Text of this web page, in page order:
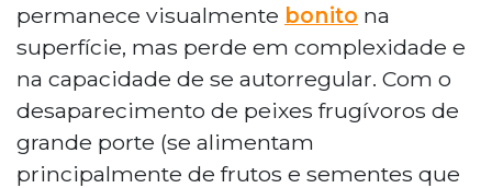
permanece visualmente bonito na
superfície, mas perde em complexidade e
na capacidade de se autorregular. Com o
desaparecimento de peixes frugívoros de
grande porte (se alimentam
principalmente de frutos e sementes que